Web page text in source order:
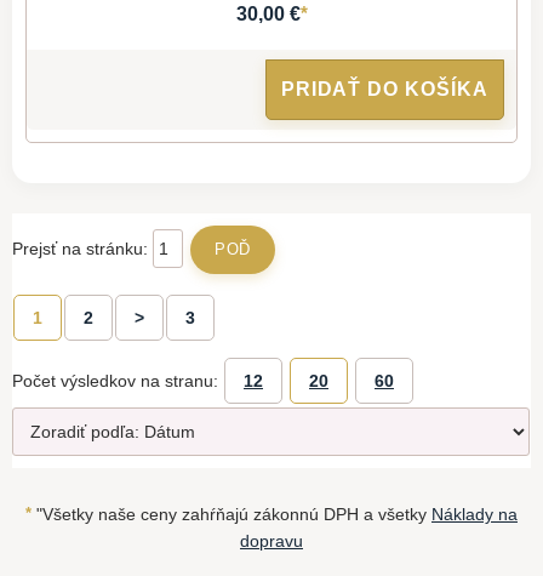
30,00 €*
PRIDAŤ DO KOŠÍKA
Prejsť na stránku:
1 2 > 3
Počet výsledkov na stranu: 12 20 60
* "Všetky naše ceny zahŕňajú zákonnú DPH a všetky Náklady na
dopravu